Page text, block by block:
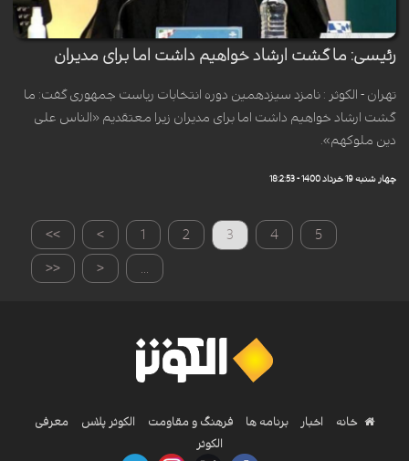
رئیسی: ما گشت ارشاد خواهیم داشت اما برای مدیران
تهران - الکوثر : نامزد سیزدهمین دوره انتخابات ریاست جمهوری گفت:‌ ما
گشت ارشاد خواهیم داشت اما برای مدیران زیرا معتقدیم «الناس علی
دین ملوکهم».
چهار شنبه 19 خرداد 1400 - 18:2:53
>> > 1 2 3 4 5
...
<
<<
خانه اخبار برنامه ها فرهنگ و مقاومت الکوثر پلاس
معرفی
الکوثر